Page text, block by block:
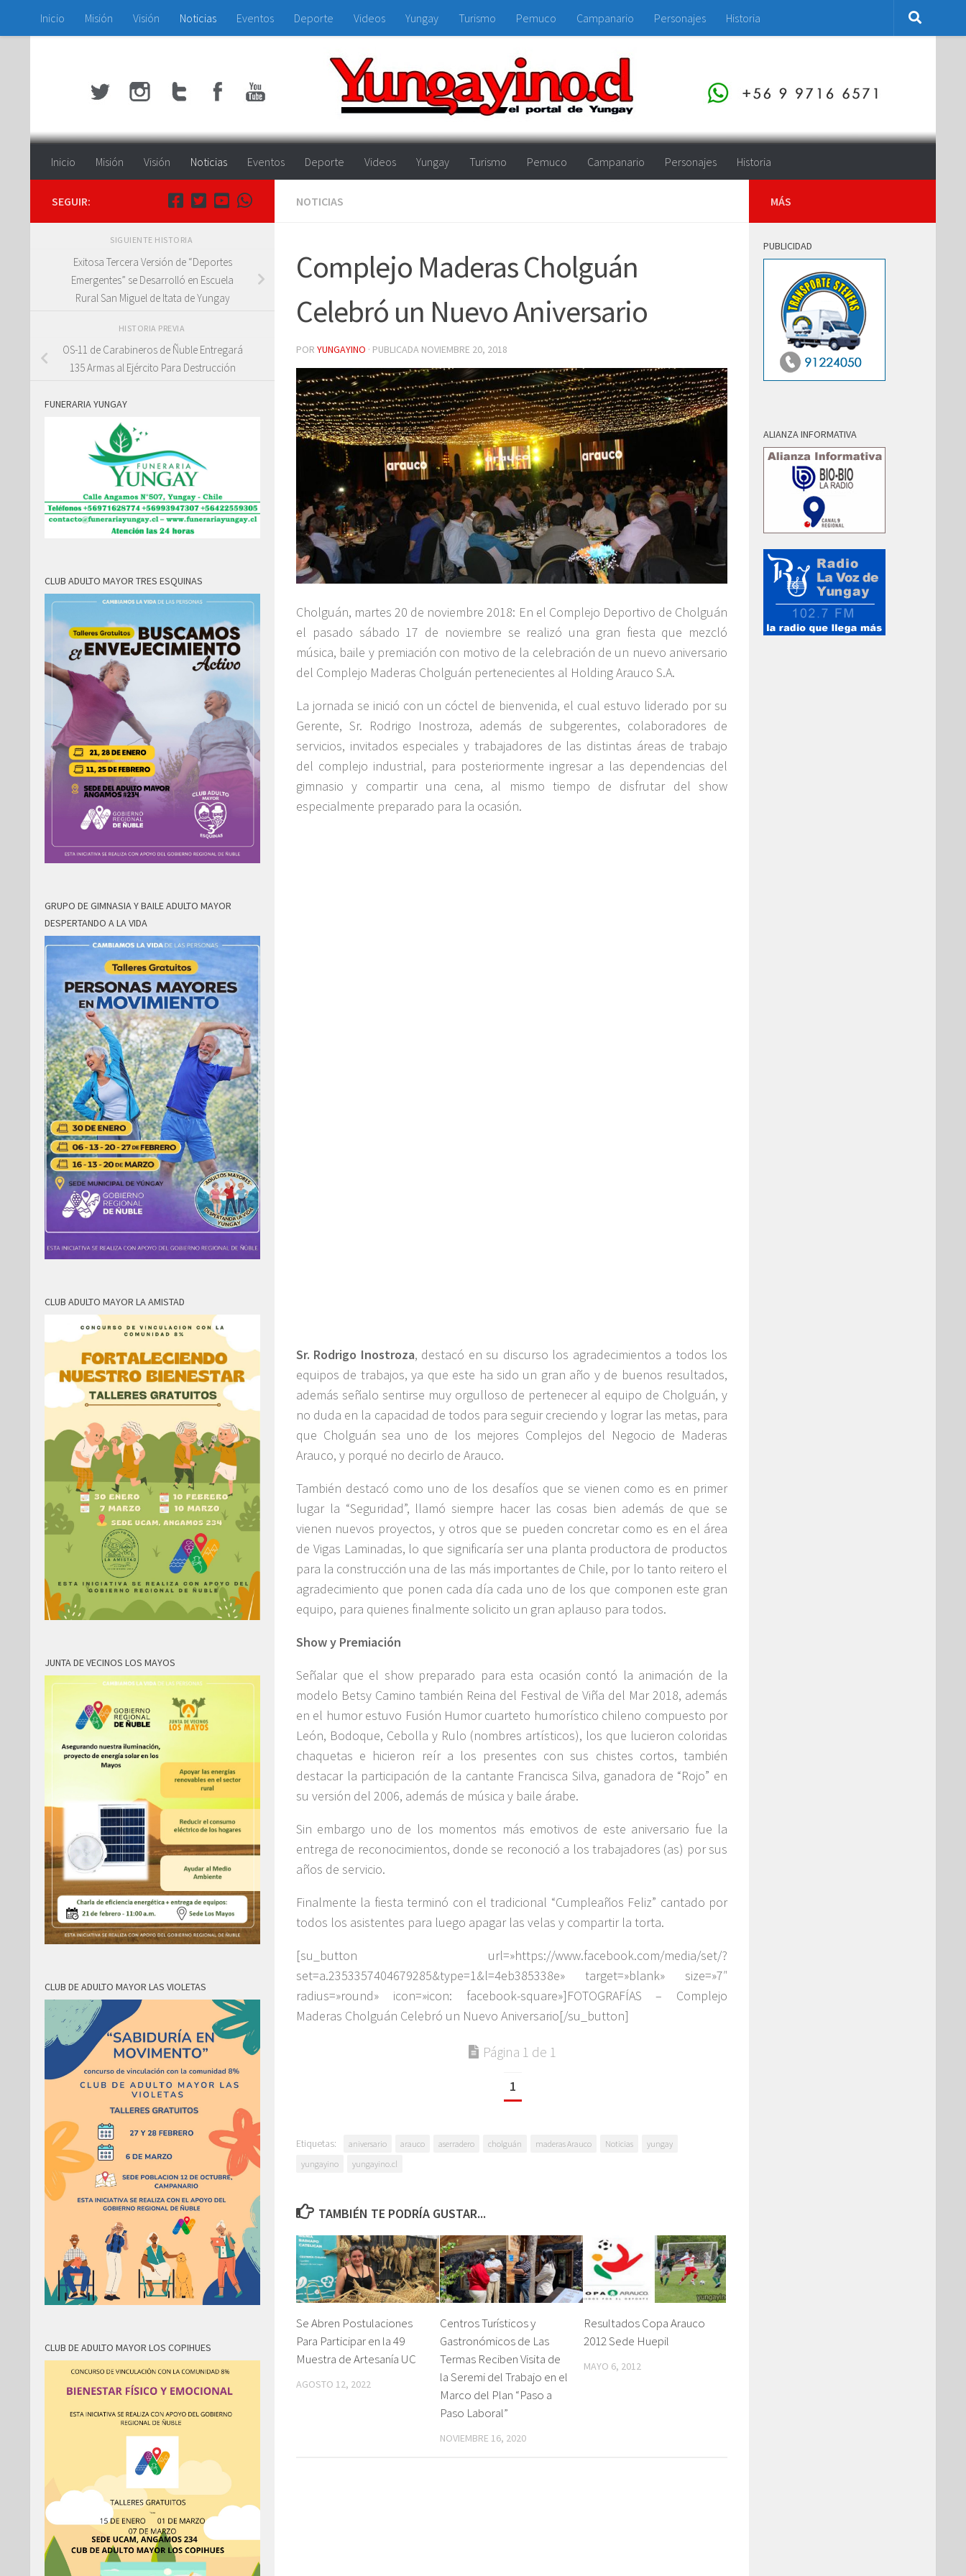
Saltar al contenido
Inicio Misión Visión Noticias Eventos Deporte Videos Yungay Turismo Pemuco Campanario Personajes Historia
Inicio Misión Visión Noticias Eventos Deporte Videos Yungay Turismo Pemuco Campanario Personajes Historia
NOTICIAS
Complejo Maderas Cholguán
Celebró un Nuevo Aniversario
POR YUNGAYINO · PUBLICADA NOVIEMBRE 20, 2018
Cholguán, martes 20 de noviembre 2018: En el Complejo Deportivo de Cholguán
el pasado sábado 17 de noviembre se realizó una gran fiesta que mezcló
música, baile y premiación con motivo de la celebración de un nuevo aniversario
del Complejo Maderas Cholguán pertenecientes al Holding Arauco S.A.
La jornada se inició con un cóctel de bienvenida, el cual estuvo liderado por su
Gerente, Sr. Rodrigo Inostroza, además de subgerentes, colaboradores de
servicios, invitados especiales y trabajadores de las distintas áreas de trabajo
del complejo industrial, para posteriormente ingresar a las dependencias del
gimnasio y compartir una cena, al mismo tiempo de disfrutar del show
especialmente preparado para la ocasión.
Sr. Rodrigo Inostroza, destacó en su discurso los agradecimientos a todos los
equipos de trabajos, ya que este ha sido un gran año y de buenos resultados,
además señalo sentirse muy orgulloso de pertenecer al equipo de Cholguán, y
no duda en la capacidad de todos para seguir creciendo y lograr las metas, para
que Cholguán sea uno de los mejores Complejos del Negocio de Maderas
Arauco, y porqué no decirlo de Arauco.
También destacó como uno de los desafíos que se vienen como es en primer
lugar la “Seguridad”, llamó siempre hacer las cosas bien además de que se
vienen nuevos proyectos, y otros que se pueden concretar como es en el área
de Vigas Laminadas, lo que significaría ser una planta productora de productos
para la construcción una de las más importantes de Chile, por lo tanto reitero el
agradecimiento que ponen cada día cada uno de los que componen este gran
equipo, para quienes finalmente solicito un gran aplauso para todos.
Show y Premiación
Señalar que el show preparado para esta ocasión contó la animación de la
modelo Betsy Camino también Reina del Festival de Viña del Mar 2018, además
en el humor estuvo Fusión Humor cuarteto humorístico chileno compuesto por
León, Bodoque, Cebolla y Rulo (nombres artísticos), los que lucieron coloridas
chaquetas e hicieron reír a los presentes con sus chistes cortos, también
destacar la participación de la cantante Francisca Silva, ganadora de “Rojo” en
su versión del 2006, además de música y baile árabe.
Sin embargo uno de los momentos más emotivos de este aniversario fue la
entrega de reconocimientos, donde se reconoció a los trabajadores (as) por sus
años de servicio.
Finalmente la fiesta terminó con el tradicional “Cumpleaños Feliz” cantado por
todos los asistentes para luego apagar las velas y compartir la torta.
[su_button url=»https://www.facebook.com/media/set/?
set=a.2353357404679285&type=1&l=4eb385338e» target=»blank» size=»7″
radius=»round» icon=»icon: facebook-square»]FOTOGRAFÍAS – Complejo
Maderas Cholguán Celebró un Nuevo Aniversario[/su_button]
Página 1 de 1
1
Etiquetas: aniversario arauco aserradero cholguán maderas Arauco Noticias
yungay
yungayino
yungayino.cl
TAMBIÉN TE PODRÍA GUSTAR...
Se Abren Postulaciones
Para Participar en la 49
Muestra de Artesanía UC
AGOSTO 12, 2022
Centros Turísticos y
Gastronómicos de Las
Termas Reciben Visita de
la Seremi del Trabajo en el
Marco del Plan “Paso a
Paso Laboral”
NOVIEMBRE 16, 2020
Resultados Copa Arauco
2012 Sede Huepil
MAYO 6, 2012
SEGUIR:
SIGUIENTE HISTORIA
Exitosa Tercera Versión de “Deportes
Emergentes” se Desarrolló en Escuela
Rural San Miguel de Itata de Yungay
HISTORIA PREVIA
OS-11 de Carabineros de Ñuble Entregará
135 Armas al Ejército Para Destrucción
FUNERARIA YUNGAY
CLUB ADULTO MAYOR TRES ESQUINAS
GRUPO DE GIMNASIA Y BAILE ADULTO MAYOR
DESPERTANDO A LA VIDA
CLUB ADULTO MAYOR LA AMISTAD
JUNTA DE VECINOS LOS MAYOS
CLUB DE ADULTO MAYOR LAS VIOLETAS
CLUB DE ADULTO MAYOR LOS COPIHUES
MÁS
PUBLICIDAD
ALIANZA INFORMATIVA